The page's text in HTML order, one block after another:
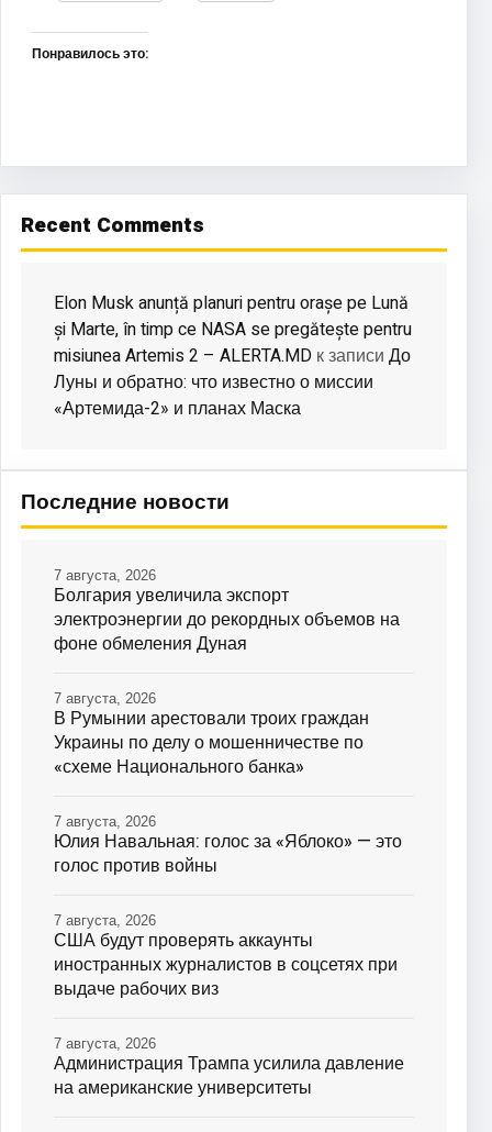
Понравилось это:
Recent Comments
Elon Musk anunță planuri pentru orașe pe Lună
și Marte, în timp ce NASA se pregătește pentru
misiunea Artemis 2 – ALERTA.MD к записи До
Луны и обратно: что известно о миссии
«Артемида-2» и планах Маска
Последние новости
Болгария увеличила экспорт
электроэнергии до рекордных объемов на
фоне обмеления Дуная
7 августа, 2026
В Румынии арестовали троих граждан
Украины по делу о мошенничестве по
«схеме Национального банка»
7 августа, 2026
Юлия Навальная: голос за «Яблоко» — это
голос против войны
7 августа, 2026
США будут проверять аккаунты
иностранных журналистов в соцсетях при
выдаче рабочих виз
7 августа, 2026
Администрация Трампа усилила давление
на американские университеты
7 августа, 2026